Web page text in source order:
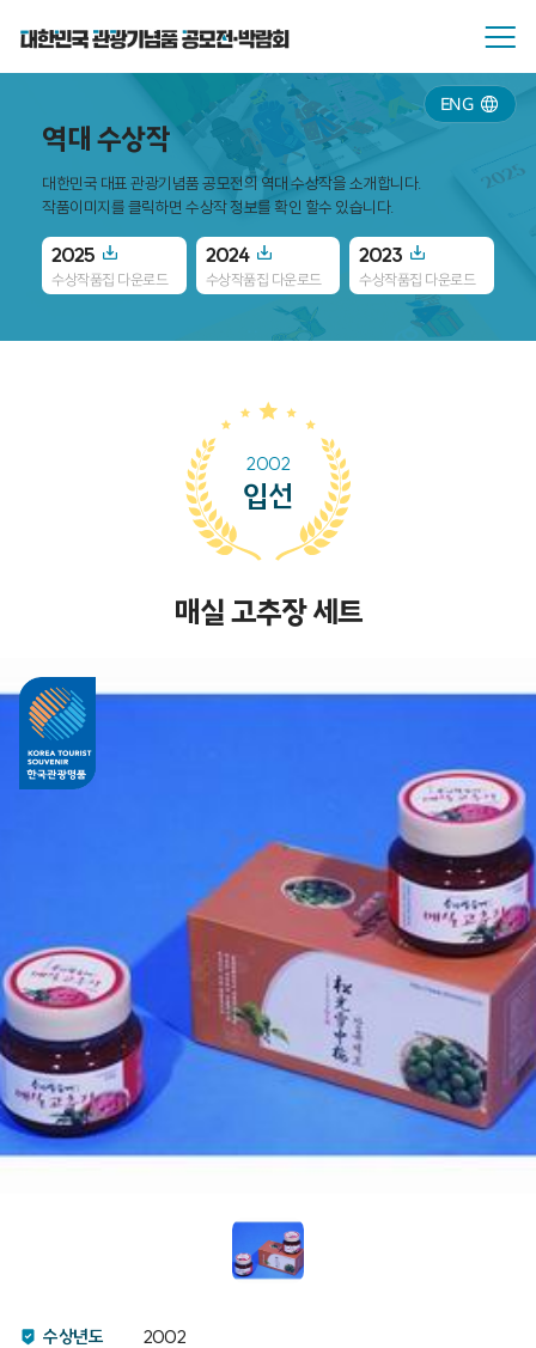
역대 수상작
대한민국 대표 관광기념품 공모전의 역대 수상작을 소개합니다.
작품이미지를 클릭하면 수상작 정보를 확인 할수 있습니다.
2025
수상작품집 다운로드
2024
수상작품집 다운로드
2023
수상작품집 다운로드
ENG
2002
입선
매실 고추장 세트
수상년도 2002